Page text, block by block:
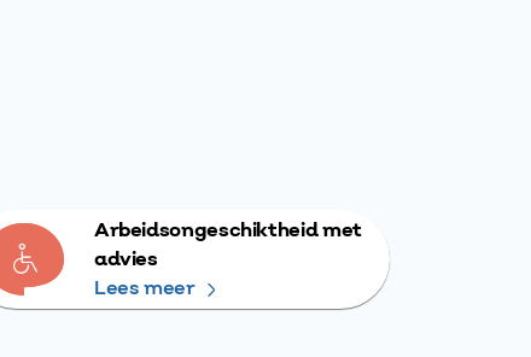
Arbeidsongeschiktheid met
advies
Lees meer